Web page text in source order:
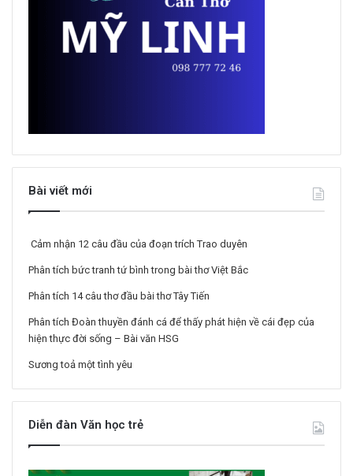
Bài viết mới
Cảm nhận 12 câu đầu của đoạn trích Trao duyên
Phân tích bức tranh tứ bình trong bài thơ Việt Bắc
Phân tích 14 câu thơ đầu bài thơ Tây Tiến
Phân tích Đoàn thuyền đánh cá để thấy phát hiện về cái đẹp của
hiện thực đời sống – Bài văn HSG
Sương toả một tình yêu
Diễn đàn Văn học trẻ